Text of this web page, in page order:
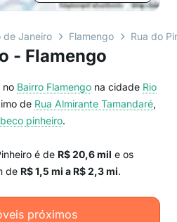
de Janeiro Flamengo Rua do
- Flamengo
no Bairro Flamengo na cidade Rio
de Rua Almirante Tamandaré,
beco pinheiro.
é de R$ 20,6 mil e os
de R$ 1,5 mi a R$ 2,3 mi.
próximos